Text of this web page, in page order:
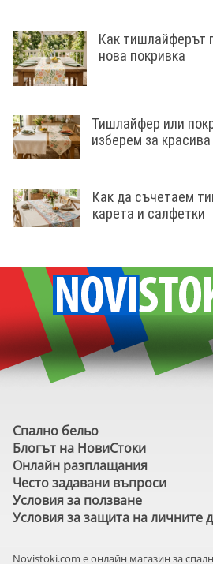
Как тишлайферът
нова покривка
Тишлайфер или
изберем за
Как да съчетаем
карета и салфетки
Спално бельо
Блогът на НовиСтоки
Онлайн разплащания
Често задавани въпроси
Условия за ползване
Условия за защита на личните
Novistoki.com e онлайн магазин за